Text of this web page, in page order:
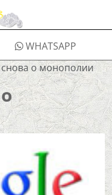
WHATSAPP
снова о монополии